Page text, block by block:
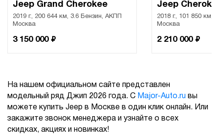
Jeep Grand Cherokee
2019 г., 200 644 км, 3.6 Бензин, АКПП
Москва
3 150 000 ₽
Jeep
2018 г., 101 850 км,
Москва
2 210 000 ₽
На нашем официальном сайте представлен
модельный ряд Джип 2026 года. С Major-Auto.ru вы
можете купить Jeep в Москве в один клик онлайн. Или
закажите звонок менеджера и узнайте о всех
скидках, акциях и новинках!